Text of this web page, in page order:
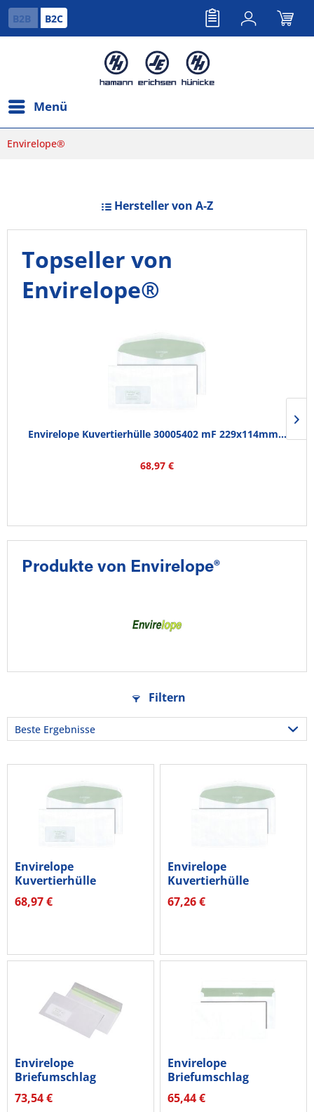
B2B B2C
Menü
Envirelope®
Hersteller von A-Z
Topseller von
Envirelope®
Envirelope Kuvertierhülle 30005402 mF 229x114mm...
68,97 €
Produkte von Envirelope®
Filtern
Envirelope
Kuvertierhülle
30005402 mF
229x114mm...
68,97 €
Envirelope
Kuvertierhülle
30005401 oF
229x114mm...
67,26 €
Envirelope
Briefumschlag
30005444 DL mF hk
ws...
73,54 €
Envirelope
Briefumschlag
30006890 DL hk ws
65,44 €